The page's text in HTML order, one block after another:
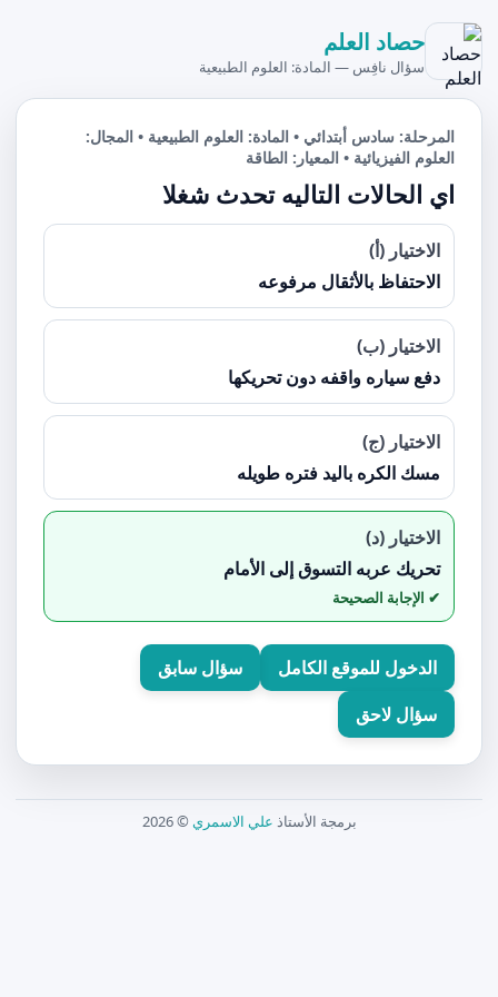
حصاد العلم
سؤال نافِس — المادة: العلوم الطبيعية
المرحلة: سادس أبتدائي • المادة: العلوم الطبيعية • المجال:
العلوم الفيزيائية • المعيار: الطاقة
اي الحالات التاليه تحدث شغلا
الاختيار (أ)
الاحتفاظ بالأثقال مرفوعه
الاختيار (ب)
دفع سياره واقفه دون تحريكها
الاختيار (ج)
مسك الكره باليد فتره طويله
الاختيار (د)
تحريك عربه التسوق إلى الأمام
الدخول للموقع الكامل
سؤال سابق
سؤال لاحق
برمجة الأستاذ علي الاسمري © 2026